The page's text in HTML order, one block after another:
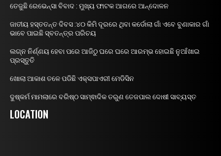
ତେଜୁଛି ରେଭେନ୍ସା ବିବାଦ : ମୁଖ୍ୟ ଫାଟକ ଆଗରେ ଆନ୍ଦୋଳନ
ଜାତୀୟ ହସ୍ତତନ୍ତ ଦିବସ :୪୦ କିମି ଦୂରରେ ଥିବା କର୍ଡୋଲା ଗାଁ ଏବେ ବୁଣାକାର ଗାଁ
ଭାବେ ପାଇଛି ସ୍ବତନ୍ତ୍ର ପରିଚୟ
ଲଗ୍ନ ନିର୍ଣ୍ଣୟ ହେବା ପରେ ଆଜିଠୁ ଘରେ ଘରେ ଆରମ୍ଭ ହୋଇଛି ନୁଆଁଖାଇ
ପ୍ରସ୍ତୁତି
ଖୋଲା ଆକାଶ ତଳେ ପଡିଛି ଏକ୍ସପାଏରୀ ମେଡିସିନ
ଦୁଷ୍କର୍ମ ମାମଲାରେ ବରିଷ୍ଠ ସାମ୍ଵାଦିକ ତରୁଣ ତେଜପାଲ ଦୋଷୀ ସାବ୍ୟସ୍ତ
LOCATION